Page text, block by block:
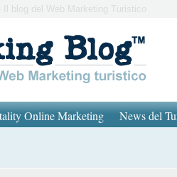
blog del Web Marketing Turistico
Online Marketing News del